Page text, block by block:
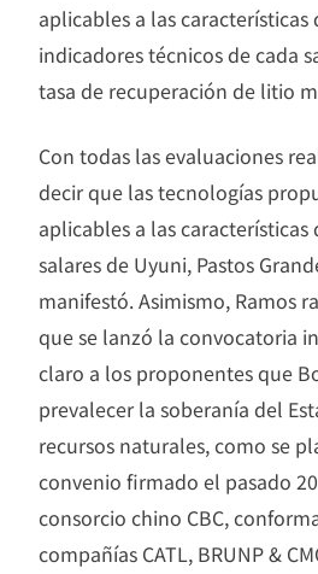
aplicables a las
indicadores técnicos de cada
tasa de recuperación de litio
Con todas las evaluaciones
decir que las tecnologías
aplicables a las
salares de Uyuni, Pastos
manifestó. Asimismo, Ramos
que se lanzó la convocatoria
claro a los proponentes que
prevalecer la soberanía del
recursos naturales, como se
convenio firmado el pasado
consorcio chino CBC,
compañías CATL, BRUNP &